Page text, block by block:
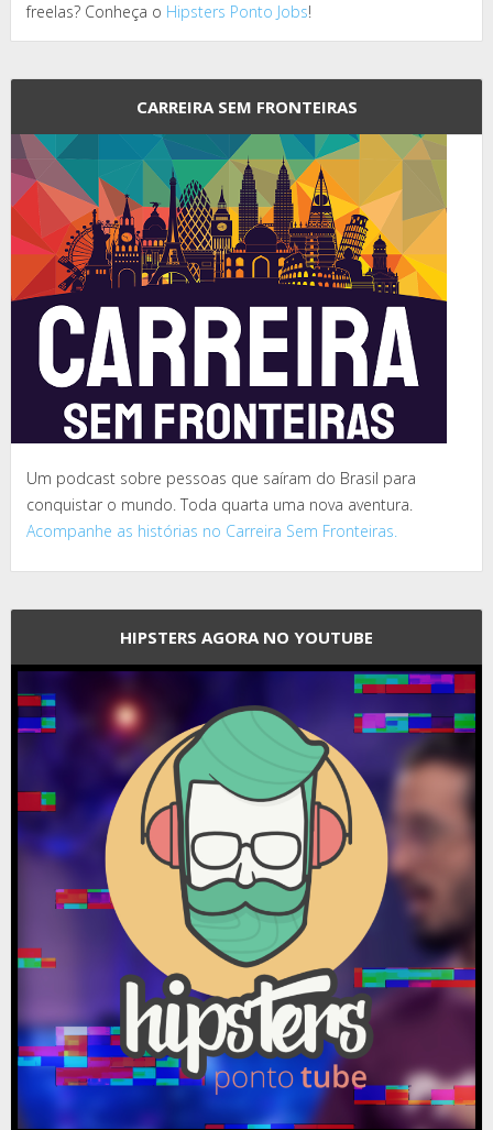
freelas? Conheça o Hipsters Ponto Jobs!
CARREIRA SEM FRONTEIRAS
Um podcast sobre pessoas que saíram do Brasil para
conquistar o mundo. Toda quarta uma nova aventura.
Acompanhe as histórias no Carreira Sem Fronteiras.
HIPSTERS AGORA NO YOUTUBE